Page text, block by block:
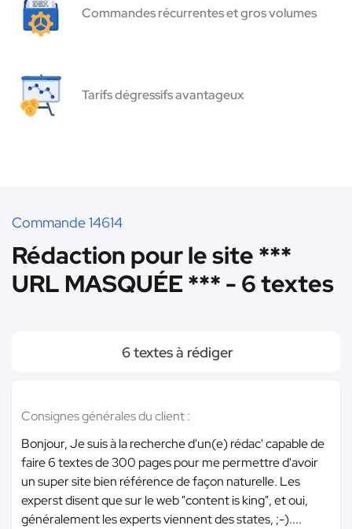
Commandes récurrentes et gros volumes
Tarifs dégressifs avantageux
Commande 14614
Rédaction pour le site ***
URL MASQUÉE *** - 6 textes
6 textes à rédiger
Consignes générales du client :
Bonjour, Je suis à la recherche d'un(e) rédac' capable de
faire 6 textes de 300 pages pour me permettre d'avoir
un super site bien référence de façon naturelle. Les
experst disent que sur le web "content is king", et oui,
généralement les experts viennent des states, ;-)....